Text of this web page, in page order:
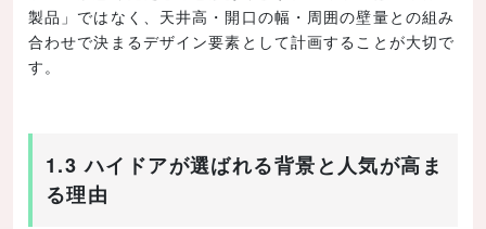
製品」ではなく、天井高・開口の幅・周囲の壁量との組み
合わせで決まるデザイン要素として計画することが大切で
す。
1.3 ハイドアが選ばれる背景と人気が高ま
る理由